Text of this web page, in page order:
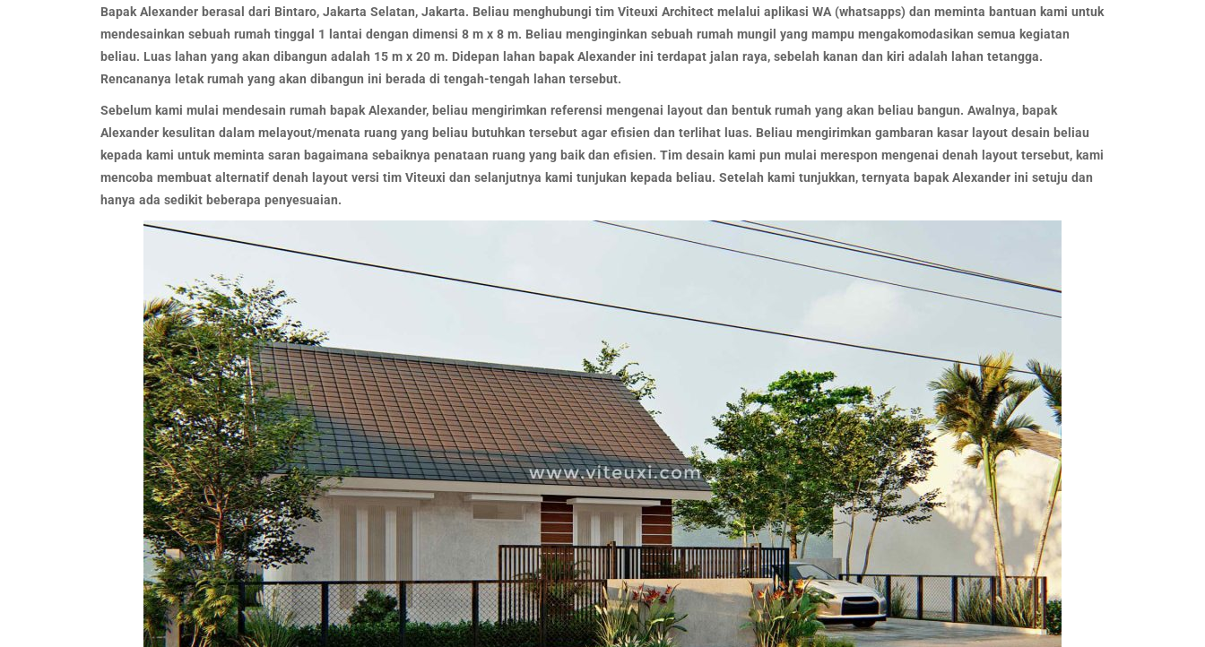
Bapak Alexander berasal dari Bintaro, Jakarta Selatan, Jakarta. Beliau menghubungi tim Viteuxi Architect melalui aplikasi WA (whatsapps) dan meminta bantuan kami untuk
mendesainkan sebuah rumah tinggal 1 lantai dengan dimensi 8 m x 8 m. Beliau menginginkan sebuah rumah mungil yang mampu mengakomodasikan semua kegiatan
beliau. Luas lahan yang akan dibangun adalah 15 m x 20 m. Didepan lahan bapak Alexander ini terdapat jalan raya, sebelah kanan dan kiri adalah lahan tetangga.
Rencananya letak rumah yang akan dibangun ini berada di tengah-tengah lahan tersebut.
Sebelum kami mulai mendesain rumah bapak Alexander, beliau mengirimkan referensi mengenai layout dan bentuk rumah yang akan beliau bangun. Awalnya, bapak
Alexander kesulitan dalam melayout/menata ruang yang beliau butuhkan tersebut agar efisien dan terlihat luas. Beliau mengirimkan gambaran kasar layout desain beliau
kepada kami untuk meminta saran bagaimana sebaiknya penataan ruang yang baik dan efisien. Tim desain kami pun mulai merespon mengenai denah layout tersebut, kami
mencoba membuat alternatif denah layout versi tim Viteuxi dan selanjutnya kami tunjukan kepada beliau. Setelah kami tunjukkan, ternyata bapak Alexander ini setuju dan
hanya ada sedikit beberapa penyesuaian.